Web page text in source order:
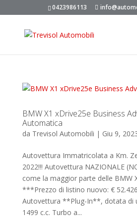
0423986113
BMW X1 xDrive25e Business
Automatica
da Trevisol Automobili | Giu 9,
Autovettura Immatricolata a Km.
2022!!! Autovettura NAZIONALE
come la maggior parte delle BMW
***Prezzo di listino nuovo: €
Autovettura **Plug-In**, dotata di
1499 c.c. Turbo a...